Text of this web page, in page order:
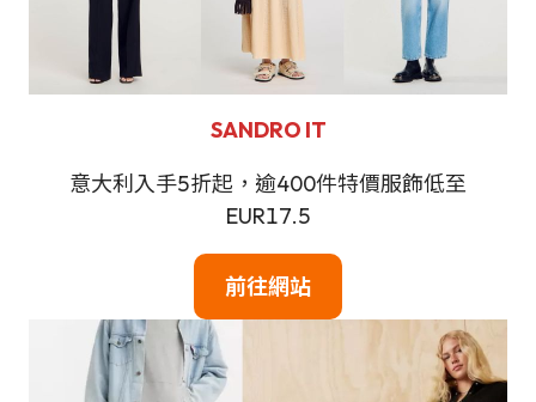
SANDRO IT
意大利入手5折起，逾400件特價服飾低至
EUR17.5
前往網站